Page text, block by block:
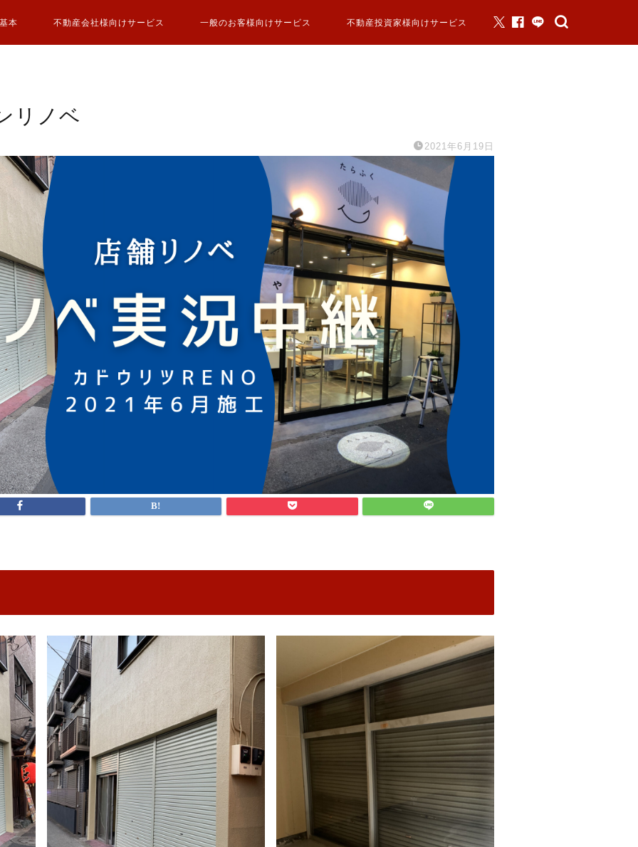
本 不動産会社様向けサービス 一般のお客様向けサービス 不動産投資家様向けサービス
リノベ
2021年6月19日